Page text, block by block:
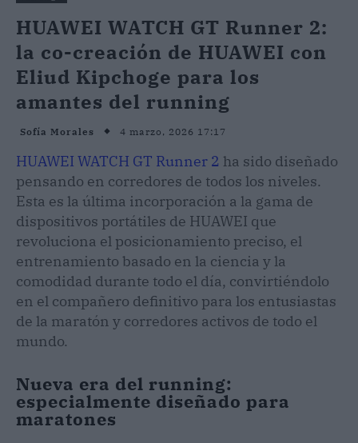
HUAWEI WATCH GT Runner 2:
la co-creación de HUAWEI con
Eliud Kipchoge para los
amantes del running
Sofía Morales 4 marzo, 2026 17:17
HUAWEI WATCH GT Runner 2 ha sido diseñado
pensando en corredores de todos los niveles.
Esta es la última incorporación a la gama de
dispositivos portátiles de HUAWEI que
revoluciona el posicionamiento preciso, el
entrenamiento basado en la ciencia y la
comodidad durante todo el día, convirtiéndolo
en el compañero definitivo para los entusiastas
de la maratón y corredores activos de todo el
mundo.
Nueva era del running:
especialmente diseñado para
maratones